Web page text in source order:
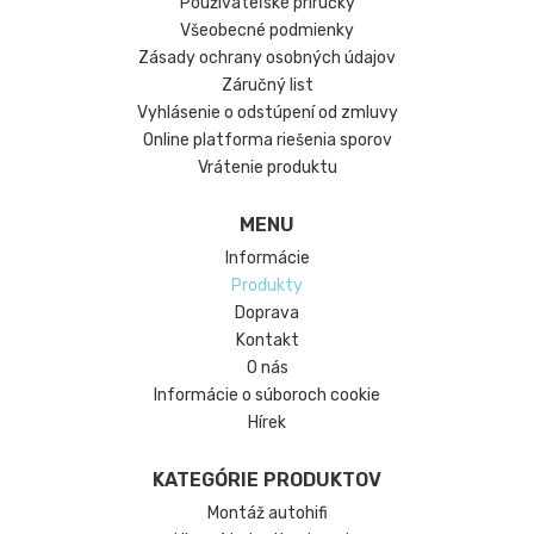
Všeobecné podmienky
Zásady ochrany osobných údajov
Záručný list
Vyhlásenie o odstúpení od zmluvy
Online platforma riešenia sporov
Vrátenie produktu
MENU
Informácie
Produkty
Doprava
Kontakt
O nás
Informácie o súboroch cookie
Hírek
KATEGÓRIE PRODUKTOV
Montáž autohifi